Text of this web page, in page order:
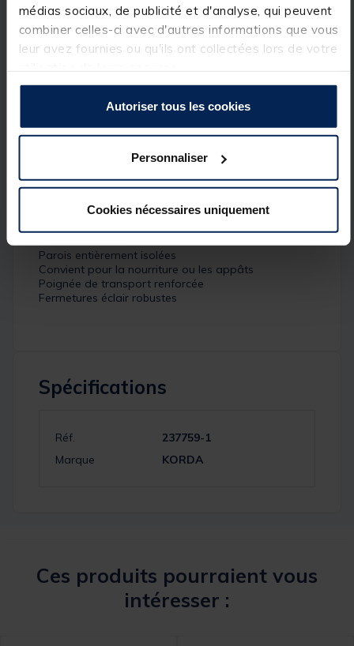
médias sociaux, de publicité et d'analyse, qui peuvent
combiner celles-ci avec d'autres informations que vous
leur avez fournies ou qu'ils ont collectées lors de votre
Autoriser tous les cookies
Personnaliser
Cookies nécessaires uniquement
Le grand modèle comporte également trois poches
extérieures. Les pochettes réfrigérantes Compac
sont conçues pour être congelées pendant 24
heures avant la séance et gardent le contenu de
frais le plus longtemps possible.
Large sac isotherme :
Dimensions : 35cm x 27cm x 26cm / 25 litres
Parois entièrement isolées
Convient pour la nourriture ou les appâts
Poignée de transport renforcée
Fermetures éclair robustes
Spécifications
Réf.
237759-1
Marque
KORDA
Ces produits pourraient vous
intéresser :